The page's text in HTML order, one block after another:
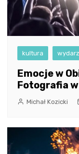
kultura
Emocje w
Fotografia
Michał Kozicki